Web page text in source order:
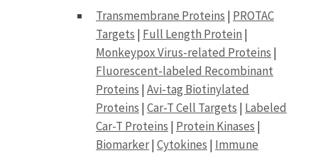
Transmembrane Proteins | PROTAC
Targets | Full Length Protein |
Monkeypox Virus-related Proteins |
Fluorescent-labeled Recombinant
Proteins |Avi-tag Biotinylated
Proteins |Car-T Cell Targets | Labeled
Car-T Proteins | Protein Kinases |
Biomarker|Cytokines | Immune